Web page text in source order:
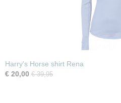
Harry's Horse shirt Rena
€ 20,00 € 39,95